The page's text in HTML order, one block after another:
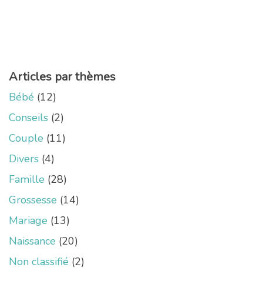
Articles par thèmes
Bébé (12)
Conseils (2)
Couple (11)
Divers (4)
Famille (28)
Grossesse (14)
Mariage (13)
Naissance (20)
Non classifié (2)